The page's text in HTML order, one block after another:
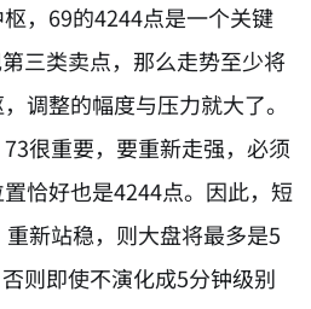
，69的4244点是一个关键
三类卖点，那么走势至少将
调整的幅度与压力就大了。
很重要，要重新走强，必须
恰好也是4244点。因此，短
新站稳，则大盘将最多是5
则即使不演化成5分钟级别